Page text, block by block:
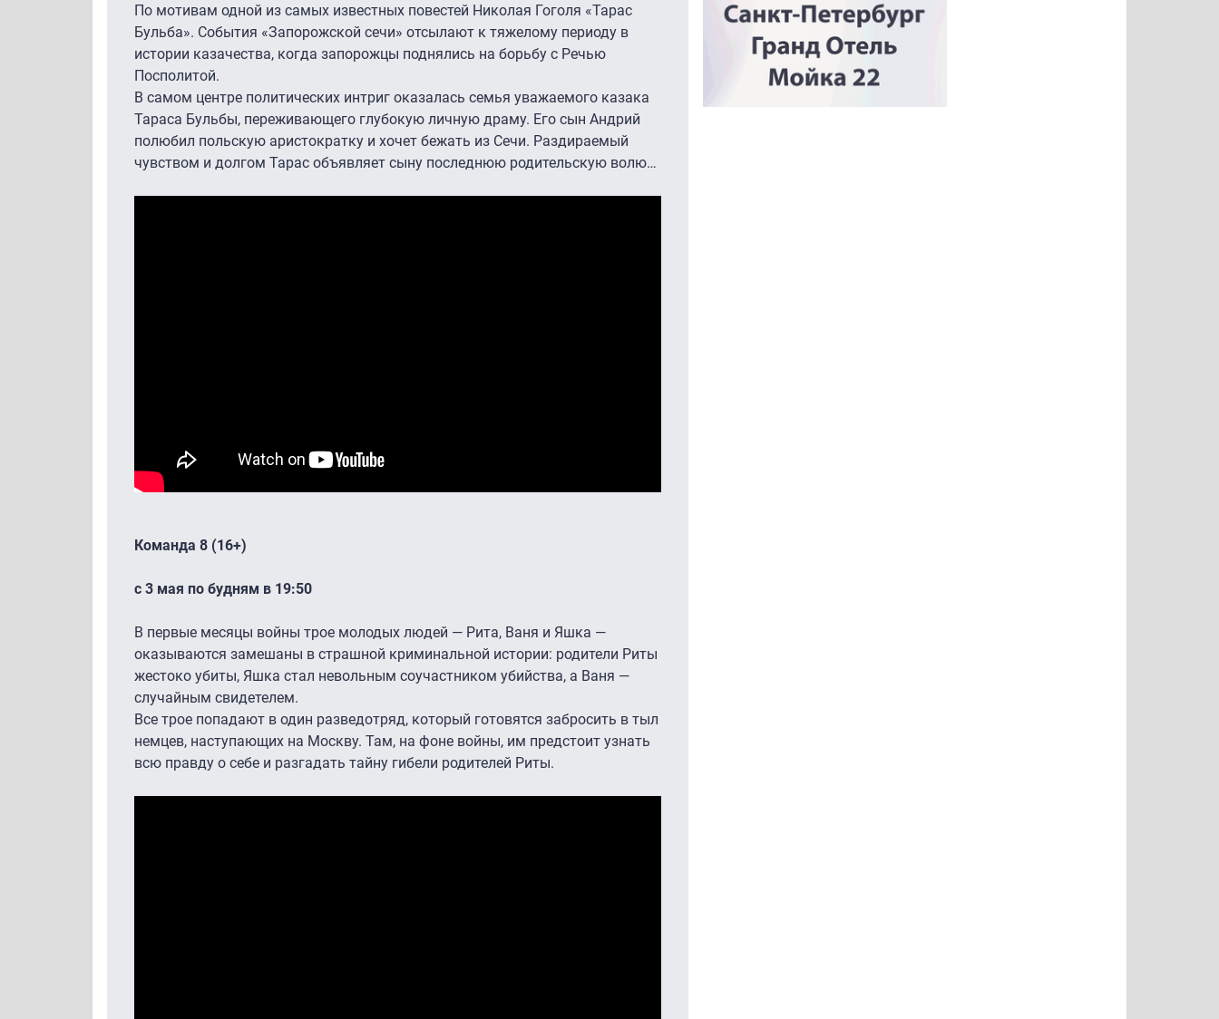
По мотивам одной из самых известных повестей Николая Гоголя «Тарас
Бульба». События «Запорожской сечи» отсылают к тяжелому периоду в
истории казачества, когда запорожцы поднялись на борьбу с Речью
Посполитой.
В самом центре политических интриг оказалась семья уважаемого казака
Тараса Бульбы, переживающего глубокую личную драму. Его сын Андрий
полюбил польскую аристократку и хочет бежать из Сечи. Раздираемый
чувством и долгом Тарас объявляет сыну последнюю родительскую волю…
Команда 8 (16+)
с 3 мая по будням в 19:50
В первые месяцы войны трое молодых людей — Рита, Ваня и Яшка —
оказываются замешаны в страшной криминальной истории: родители Риты
жестоко убиты, Яшка стал невольным соучастником убийства, а Ваня —
случайным свидетелем.
Все трое попадают в один разведотряд, который готовятся забросить в тыл
немцев, наступающих на Москву. Там, на фоне войны, им предстоит узнать
всю правду о себе и разгадать тайну гибели родителей Риты.